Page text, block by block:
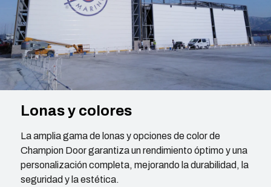
Lonas y colores
La amplia gama de lonas y opciones de color de
Champion Door garantiza un rendimiento óptimo y una
personalización completa, mejorando la durabilidad, la
seguridad y la estética.